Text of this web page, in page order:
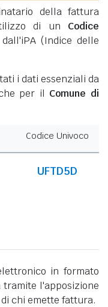
della fattura
di un Codice
(Indice delle
i dati essenziali da
per il Comune di
Codice Univoco
UFTD5D
in formato
l'apposizione
chi emette fattura.